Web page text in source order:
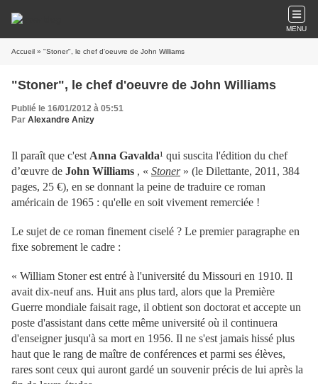
MENU
Accueil » "Stoner", le chef d'oeuvre de John Williams
"Stoner", le chef d'oeuvre de John Williams
Publié le 16/01/2012 à 05:51
Par Alexandre Anizy
Il paraît que c'est Anna Gavalda¹ qui suscita l'édition du chef
d’œuvre de John Williams , « Stoner» (le Dilettante, 2011, 384
pages, 25 €), en se donnant la peine de traduire ce roman
américain de 1965 : qu'elle en soit vivement remerciée !
Le sujet de ce roman finement ciselé ? Le premier paragraphe en
fixe sobrement le cadre :
« William Stoner est entré à l'université du Missouri en 1910. Il
avait dix-neuf ans. Huit ans plus tard, alors que la Première
Guerre mondiale faisait rage, il obtient son doctorat et accepte un
poste d'assistant dans cette même université où il continuera
d'enseigner jusqu'à sa mort en 1956. Il ne s'est jamais hissé plus
haut que le rang de maître de conférences et parmi ses élèves,
rares sont ceux qui auront gardé un souvenir précis de lui après la